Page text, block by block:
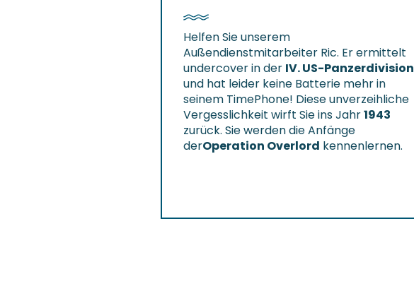
Helfen Sie unserem
Außendienstmitarbeiter Ric. Er ermittelt
undercover in der IV. US-Panzerdivision
und hat leider keine Batterie mehr in
seinem TimePhone! Diese unverzeihliche
Vergesslichkeit wirft Sie ins Jahr1943
zurück. Sie werden die Anfänge
derOperation Overlord kennenlernen.